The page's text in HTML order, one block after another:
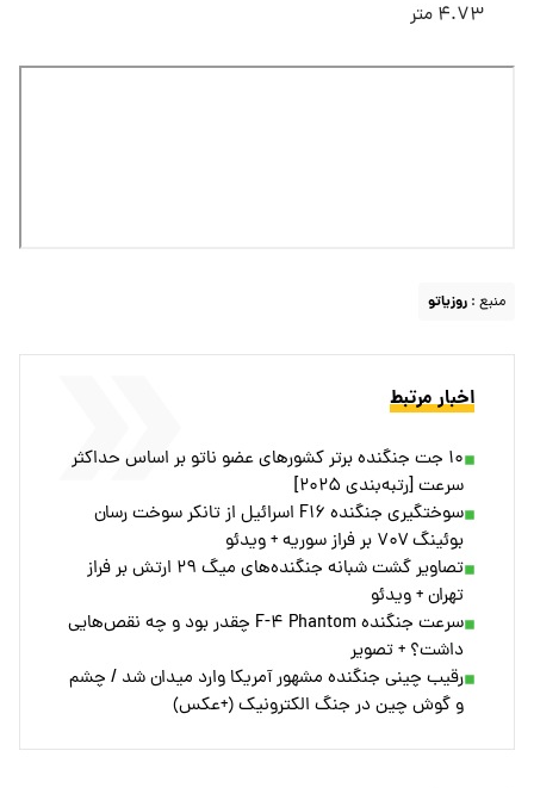
۴.۷۳ متر
منبع : روزیاتو
اخبار مرتبط
۱۰ جت جنگنده برتر کشورهای عضو ناتو بر اساس حداکثر
سرعت [رتبه‌بندی ۲۰۲۵]
سوختگیری جنگنده F۱۶ اسرائیل از تانکر سوخت رسان
بوئینگ ۷۰۷ بر فراز سوریه + ویدئو
تصاویر گشت شبانه جنگنده‌های میگ ۲۹ ارتش بر فراز
تهران + ویدئو
سرعت جنگنده F-۴ Phantom چقدر بود و چه نقص‌هایی
داشت؟ + تصویر
رقیب چینی جنگنده مشهور آمریکا وارد میدان شد / چشم
و گوش چین در جنگ الکترونیک (+عکس)